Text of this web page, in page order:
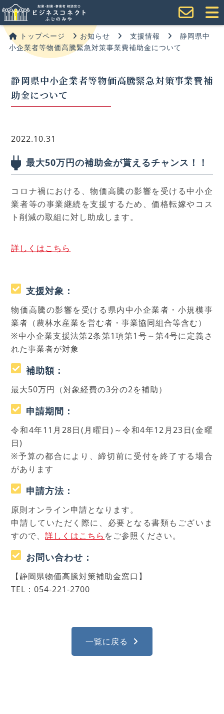
トップページ お知らせ 支援情報
静岡県中
小企業者等物価高騰緊急対策事業費補助金について
静岡県中小企業者等物価高騰緊急対策事業費補
助金について
2022.10.31
最大50万円の補助金が貰えるチャンス！！
コロナ禍における、物価高騰の影響を受ける中小企
業者等の事業継続を支援するため、価格転嫁やコス
ト削減の取組に対し助成します。
詳しくはこちら
支援対象：
物価高騰の影響を受ける県内中小企業者・小規模事
業者（農林水産業を営む者・事業協同組合等含む）
※中小企業支援法第2条第1項第1号～第4号に定義さ
れた事業者が対象
補助額：
最大50万円（対象経費の3分の2を補助）
申請期間：
令和4年11月28日(月曜日)～令和4年12月23日(金曜
日)
※予算の都合により、締切前に受付を終了する場合
があります
申請方法：
原則オンライン申請となります。
申請していただく際に、必要となる書類もございま
すので、詳しくはこちら をご参照ください。
お問い合わせ：
【静岡県物価高騰対策補助金窓口】
TEL：054-221-2700
一覧に戻る